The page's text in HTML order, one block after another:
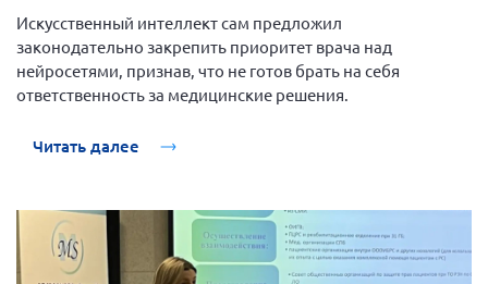
Конференция ОООИБРС 2022
Конференция ОООИБРС 2021
Конференция ВСЭ 2021
Второй съезд
Третий съезд
Искусственный интеллект сам предложил
законодательно закрепить приоритет врача над
нейросетями, признав, что не готов брать на себя
ответственность за медицинские решения.
Читать далее